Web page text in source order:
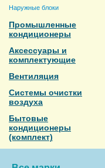
Наружные блоки
Промышленные
кондиционеры
Аксессуары и
комплектующие
Вентиляция
Системы очистки
воздуха
Бытовые
кондиционеры
(комплект)